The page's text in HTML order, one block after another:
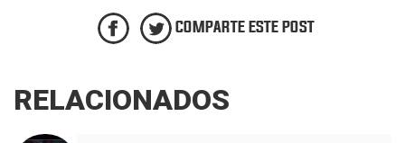
COMPARTE ESTE POST
RELACIONADOS